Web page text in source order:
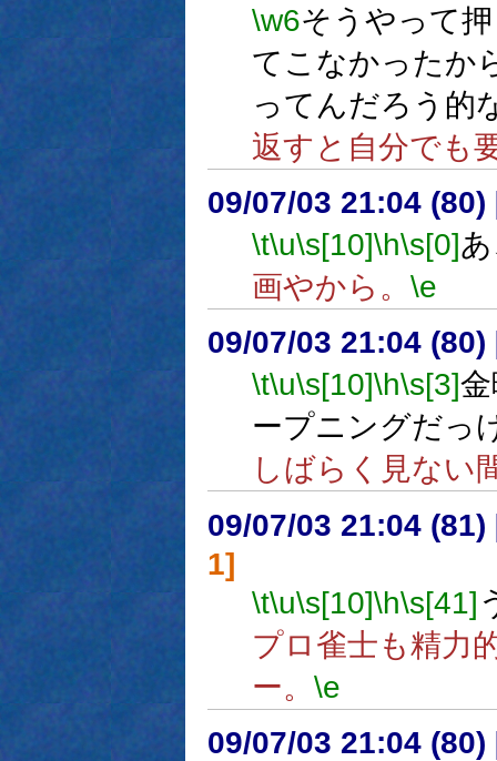
\w6そうやって
てこなかったか
ってんだろう的
返すと自分でも
09/07/03 21:04 (80)
\t\u\s[10]\h\s[0]
画やから。 \e
09/07/03 21:04 (80)
\t\u\s[10]\h\s[3]
ープニングだっ
しばらく見ない
09/07/03 21:04 (81)
1]
\t\u\s[10]\h\s[41]
プロ雀士も精力
ー。 \e
09/07/03 21:04 (80)